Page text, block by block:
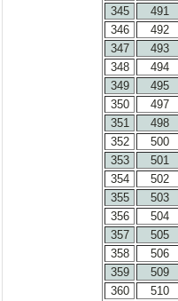
345
491
346
492
347
493
348
494
349
495
350
497
351
498
352
500
353
501
354
502
355
503
356
504
357
505
358
506
359
509
360
510